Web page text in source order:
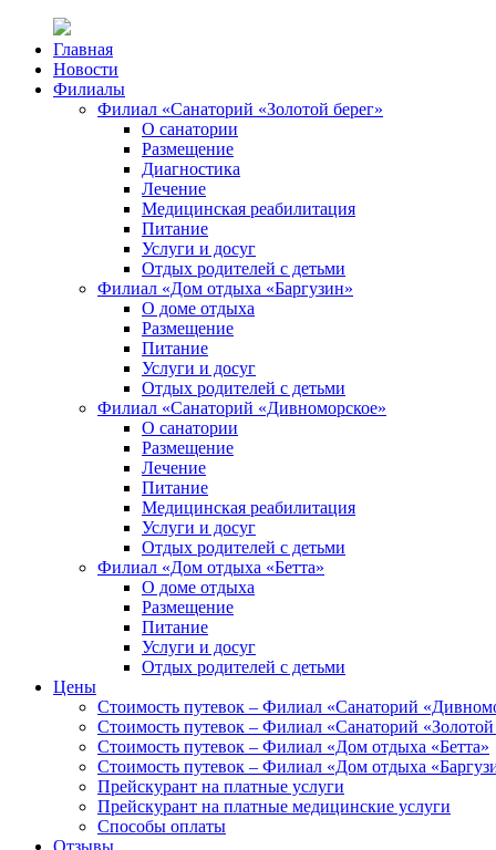
Главная
Новости
Филиалы
Филиал «Санаторий «Золотой берег»
О санатории
Размещение
Диагностика
Лечение
Медицинская реабилитация
Питание
Услуги и досуг
Отдых родителей с детьми
Филиал «Дом отдыха «Баргузин»
О доме отдыха
Размещение
Питание
Услуги и досуг
Отдых родителей с детьми
Филиал «Санаторий «Дивноморское»
О санатории
Размещение
Лечение
Питание
Медицинская реабилитация
Услуги и досуг
Отдых родителей с детьми
Филиал «Дом отдыха «Бетта»
О доме отдыха
Размещение
Питание
Услуги и досуг
Отдых родителей с детьми
Цены
Стоимость путевок – Филиал «Санаторий
Стоимость путевок – Филиал «Санаторий «Золотой
Стоимость путевок – Филиал «Дом отдыха «Бетта»
Стоимость путевок – Филиал «Дом отдыха
Прейскурант на платные услуги
Прейскурант на платные медицинские услуги
Способы оплаты
Отзывы